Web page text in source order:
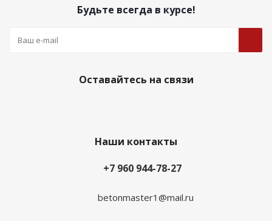
Будьте всегда в курсе!
Оставайтесь на связи
Наши контакты
+7 960 944-78-27
betonmaster1@mail.ru